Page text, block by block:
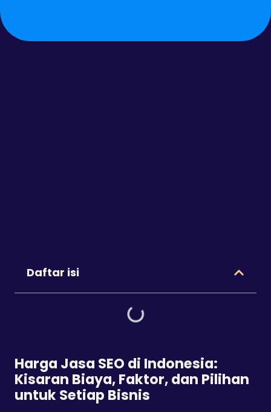
Daftar isi
Harga Jasa SEO di Indonesia:
Kisaran Biaya, Faktor, dan Pilihan
untuk Setiap Bisnis